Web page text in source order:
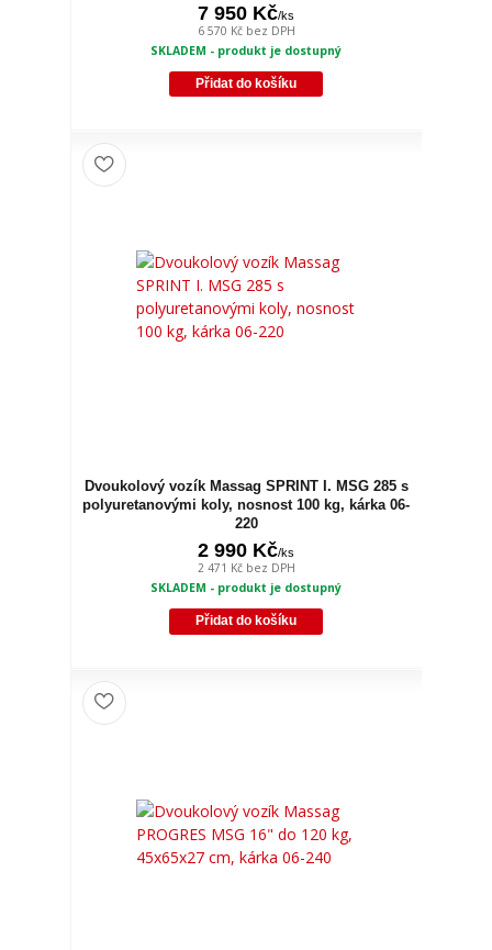
7 950 Kč/ks
6 570 Kč bez DPH
SKLADEM - produkt je dostupný
Přidat do košíku
Dvoukolový vozík Massag SPRINT I. MSG 285 s
polyuretanovými koly, nosnost 100 kg, kárka 06-
220
2 990 Kč/ks
2 471 Kč bez DPH
SKLADEM - produkt je dostupný
Přidat do košíku